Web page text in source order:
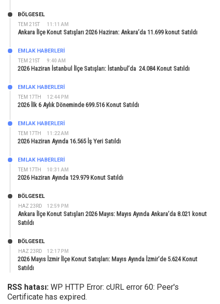
TEM 21ST 11:11 AM
BÖLGESEL
Ankara İlçe Konut Satışları 2026 Haziran: Ankara’da 11.699 konut Satıldı
TEM 21ST 9:40 AM
EMLAK HABERLERI
2026 Haziran İstanbul İlçe Satışları: İstanbul’da 24.084 Konut Satıldı
TEM 17TH 12:44 PM
EMLAK HABERLERI
2026 İlk 6 Aylık Döneminde 699.516 Konut Satıldı
TEM 17TH 11:22 AM
EMLAK HABERLERI
2026 Haziran Ayında 16.565 İş Yeri Satıldı
TEM 17TH 10:31 AM
EMLAK HABERLERI
2026 Haziran Ayında 129.979 Konut Satıldı
HAZ 23RD 12:59 PM
BÖLGESEL
Ankara İlçe Konut Satışları 2026 Mayıs: Mayıs Ayında Ankara’da 8.021 konut
Satıldı
HAZ 23RD 12:17 PM
BÖLGESEL
2026 Mayıs İzmir İlçe Konut Satışları: Mayıs Ayında İzmir’de 5.624 Konut
Satıldı
RSS hatası: WP HTTP Error: cURL error 60: Peer's
Certificate has expired.